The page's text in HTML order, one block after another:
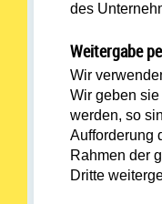
des
Weitergabe
Wir
Wir geben
werden, so
Aufforderung
Rahmen der
Dritte